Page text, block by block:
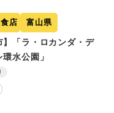
店 富山県
】「ラ・ロカンダ・デ
水公園」